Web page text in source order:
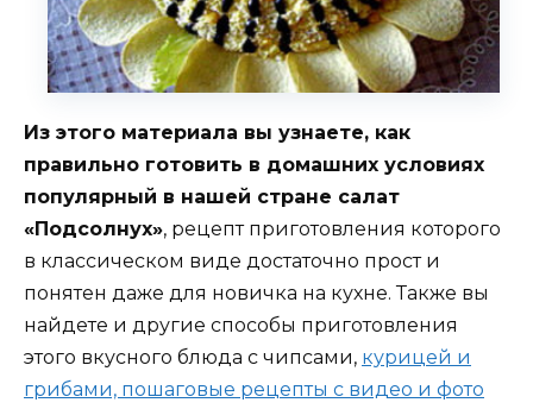
Из этого материала вы узнаете, как
правильно готовить в домашних условиях
популярный в нашей стране салат
«Подсолнух», рецепт приготовления которого
в классическом виде достаточно прост и
понятен даже для новичка на кухне. Также вы
найдете и другие способы приготовления
этого вкусного блюда с чипсами, курицей и
грибами, пошаговые рецепты с видео и фото